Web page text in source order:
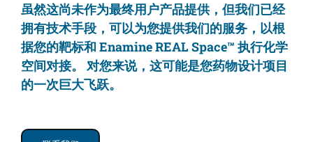
虽然这尚未作为最终用户产品提供，但我们已经
拥有技术手段，可以为您提供我们的服务，以根
据您的靶标和 Enamine REAL Space™ 执行化学
空间对接。 对您来说，这可能是您药物设计项目
的一次巨大飞跃。